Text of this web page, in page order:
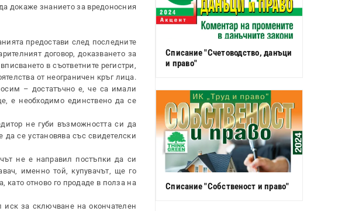
докаже знанието за вредоносния
предостави след последните
договор, доказването за
в съответните регистри,
от неограничен кръг лица.
– достатъчно е, че са имали
е необходимо единствено да се
не губи възможността си да
се установява със свидетелски
не е направил постъпки да си
именно той, купувачът, ще го
като отново го продаде в полза на
за сключване на окончателен
Списание "Счетоводство, данъци
и право"
Списание "Собственост и право"